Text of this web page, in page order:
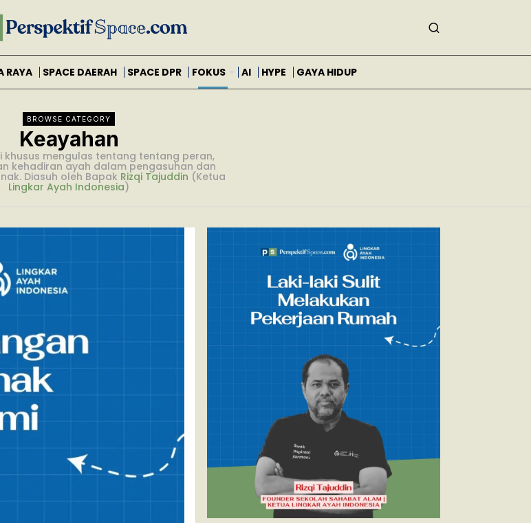
RAYA SPACE DAERAH SPACE DPR FOKUS AI HYPE GAYA HIDUP
BROWSE CATEGORY
Keayahan
khusus mengulas tentang tentang peran,
kehadiran ayah dalam pengasuhan dan
Diasuh oleh Bapak Rizqi Tajuddin (Ketua
Lingkar Ayah Indonesia)